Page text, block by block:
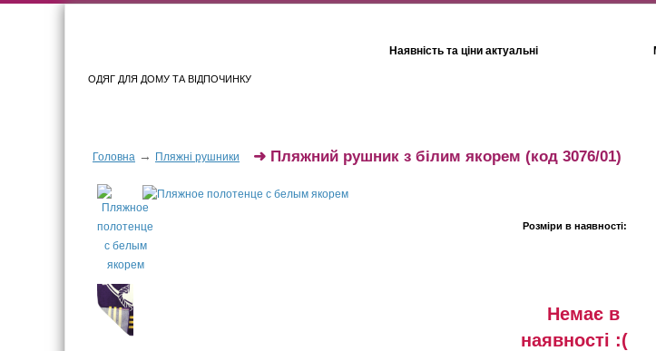
ОДЯГ ДЛЯ ДОМУ ТА ВІДПОЧИНКУ
Наявність та ціни актуальні
Головна → Пляжні рушники ➜ Пляжний рушник з білим якорем (код 3076/01)
Розміри в наявності:
Немає в
наявностi :(